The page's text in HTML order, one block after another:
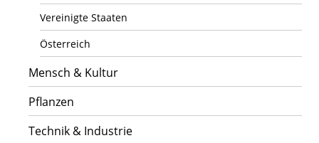
Vereinigte Staaten
Österreich
Mensch & Kultur
Pflanzen
Technik & Industrie